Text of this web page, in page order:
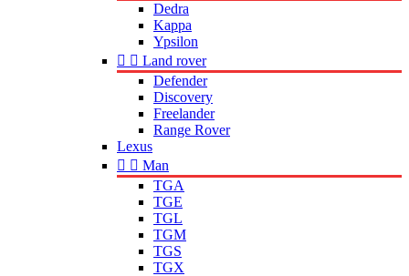
Dedra
Kappa
Ypsilon
  Land rover
Defender
Discovery
Freelander
Range Rover
Lexus
  Man
TGA
TGE
TGL
TGM
TGS
TGX